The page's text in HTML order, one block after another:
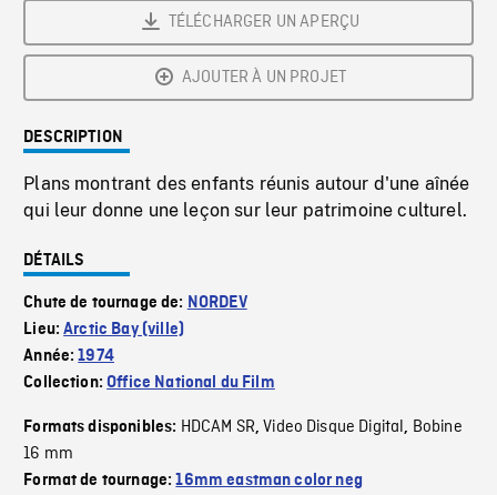
TÉLÉCHARGER UN APERÇU
AJOUTER À UN PROJET
DESCRIPTION
Plans montrant des enfants réunis autour d'une aînée
qui leur donne une leçon sur leur patrimoine culturel.
DÉTAILS
Chute de tournage de: NORDEV
Lieu:Arctic Bay (ville)
Année:1974
Collection:Office National du Film
Formats disponibles: HDCAM SR,Video Disque Digital, Bobine
16 mm
Format de tournage:16mm eastman color neg